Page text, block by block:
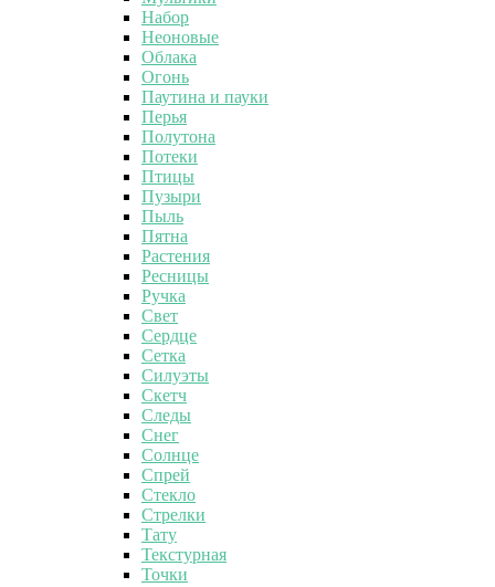
Набор
Неоновые
Облака
Огонь
Паутина и пауки
Перья
Полутона
Потеки
Птицы
Пузыри
Пыль
Пятна
Растения
Ресницы
Ручка
Свет
Сердце
Сетка
Силуэты
Скетч
Следы
Снег
Солнце
Спрей
Стекло
Стрелки
Тату
Текстурная
Точки